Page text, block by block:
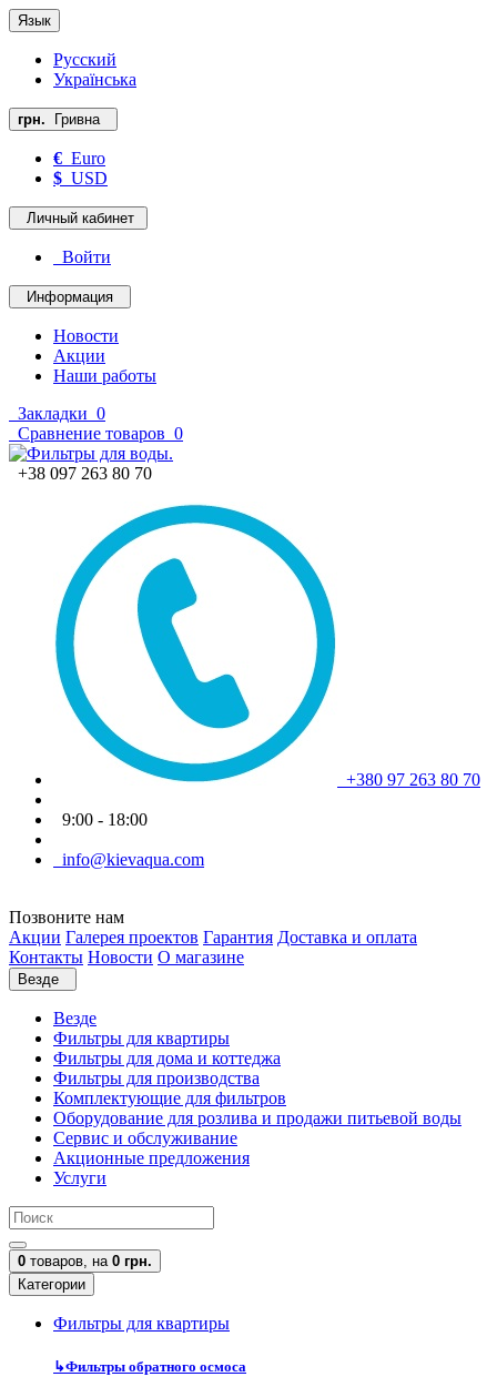
Язык
Русский
Українська
грн. Гривна
€ Euro
$ USD
Личный кабинет
Войти
Информация
Новости
Акции
Наши работы
Закладки 0
Сравнение товаров 0
+38 097 263 80 70
+380 97 263 80 70
9:00 - 18:00
info@kievaqua.com
Позвоните нам
Акции Галерея проектов Гарантия Доставка и оплата
Контакты Новости О магазине
Везде
Везде
Фильтры для квартиры
Фильтры для дома и коттеджа
Фильтры для производства
Комплектующие для фильтров
Оборудование для розлива и продажи питьевой воды
Сервис и обслуживание
Акционные предложения
Услуги
0 товаров, на 0 грн.
Категории
Фильтры для квартиры
↳Фильтры обратного осмоса